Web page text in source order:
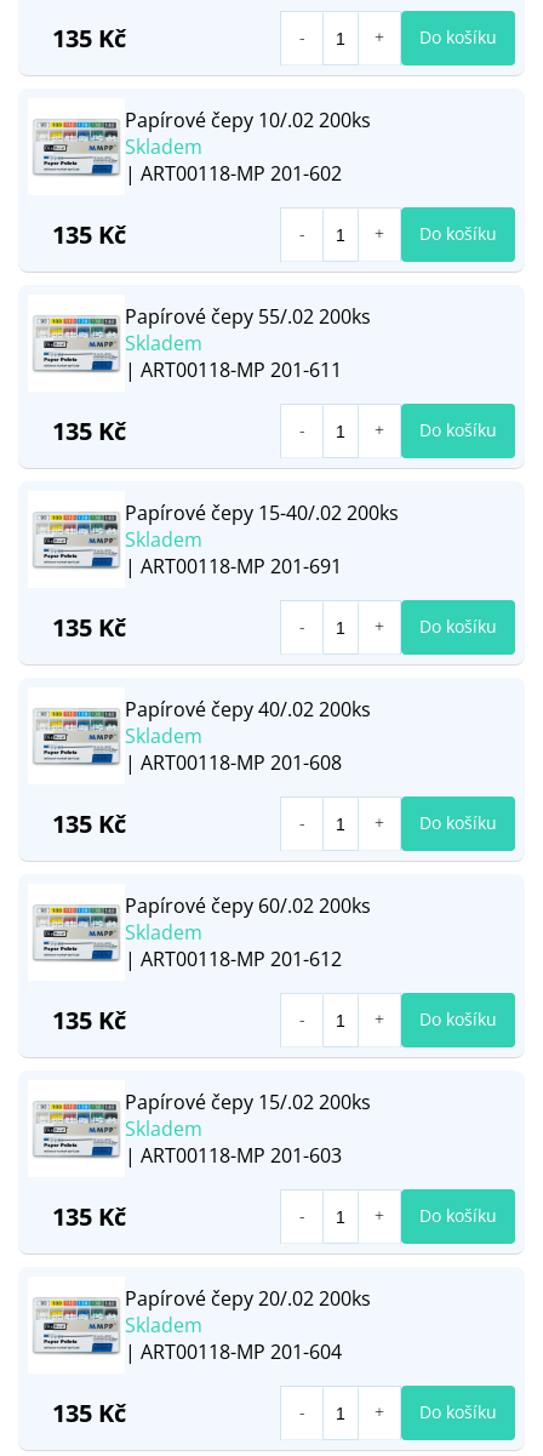
135 Kč Do košíku
Papírové čepy 10/.02 200ks
Skladem
| ART00118-MP 201-602
135 Kč Do košíku
Papírové čepy 55/.02 200ks
Skladem
| ART00118-MP 201-611
135 Kč Do košíku
Papírové čepy 15-40/.02 200ks
Skladem
| ART00118-MP 201-691
135 Kč Do košíku
Papírové čepy 40/.02 200ks
Skladem
| ART00118-MP 201-608
135 Kč Do košíku
Papírové čepy 60/.02 200ks
Skladem
| ART00118-MP 201-612
135 Kč Do košíku
Papírové čepy 15/.02 200ks
Skladem
| ART00118-MP 201-603
135 Kč Do košíku
Papírové čepy 20/.02 200ks
Skladem
| ART00118-MP 201-604
135 Kč Do košíku